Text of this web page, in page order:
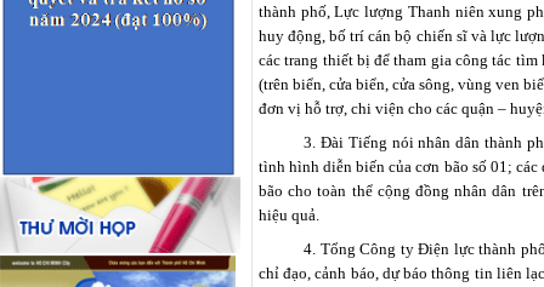
thành phố, Lực lượng Thanh niên xung
huy động, bố trí cán bộ chiến sĩ và lực
các trang thiết bị để tham gia công tác
(trên biển, cửa biển, cửa sông, vùng ven
đơn vị hỗ trợ, chi viện cho các quận –
3. Đài Tiếng nói nhân dân thành
tình hình diễn biến của cơn bão số 01;
bão cho toàn thể cộng đồng nhân dân
hiệu quả.
4. Tổng Công ty Điện lực thành
chỉ đạo, cảnh báo, dự báo thông tin liên